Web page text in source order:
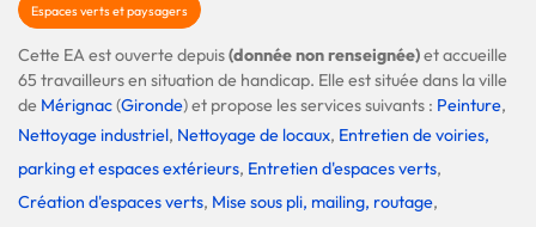
Espaces verts et paysagers
Cette EA est ouverte depuis(donnée non renseignée)et accueille
65 travailleurs en situation de handicap. Elle est située dans la ville
de Mérignac(Gironde) et propose les services suivants : Peinture,
Nettoyage industriel, Nettoyage de locaux, Entretien de voiries,
parking et espaces extérieurs, Entretien d'espaces verts,
Création d'espaces verts, Mise sous pli, mailing, routage,